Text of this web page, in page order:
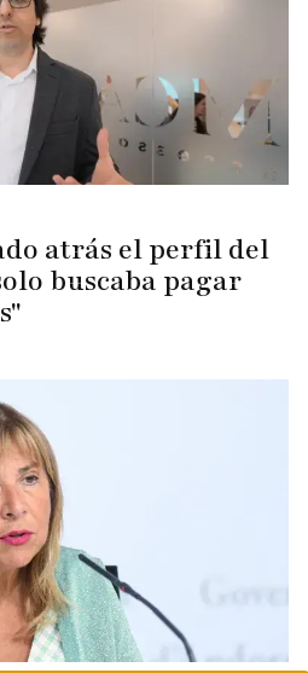
atrás el perfil del
buscaba pagar